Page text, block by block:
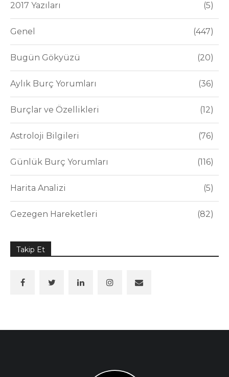
2017 Yazıları 5
Genel 447
Bugün Gökyüzü 20
Aylık Burç Yorumları 36
Burçlar ve Özellikleri 12
Astroloji Bilgileri 76
Günlük Burç Yorumları 116
Harita Analizi 5
Gezegen Hareketleri 82
Takip Et